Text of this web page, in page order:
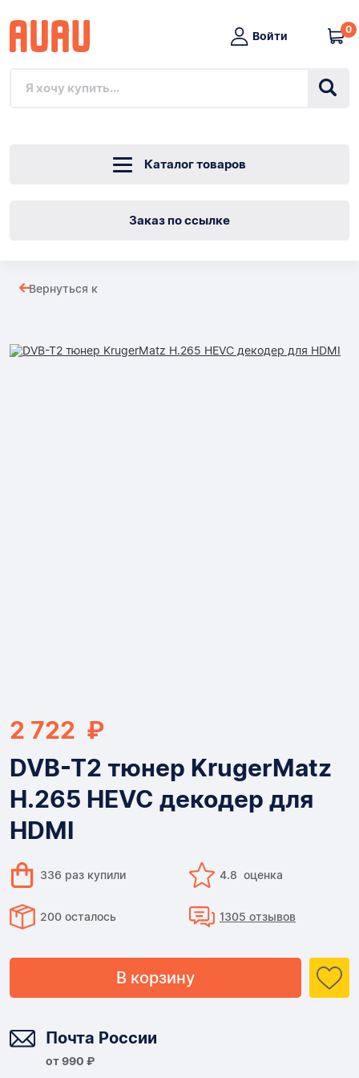
Войти
0
Каталог товаров
Заказ по ссылке
тюнер
Вернуться к
2 722 ₽
DVB-T2 тюнер KrugerMatz
H.265 HEVC декодер для
HDMI
336 раз купили 4.8 оценка
200 осталось 1305 отзывов
В корзину
Почта России
от 990 ₽